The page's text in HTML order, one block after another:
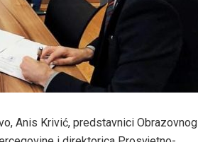
Anis Krivić, predstavnici Obrazovnog